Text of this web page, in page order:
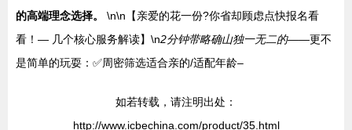
的高端理念选择。
\n\n【亲爱的花一份?你省却顾虑点快报名看
看！— 几个核心服务解读】\n2分钟带略确山独一无二的——更不
是简单的玩耍：✅周密筛选适合亲的/适配年龄–
如若转载，请注明出处：
http://www.icbechina.com/product/35.html